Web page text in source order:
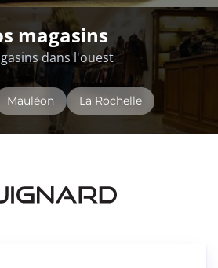
magasins
dans l'ouest
Mauléon La Rochelle